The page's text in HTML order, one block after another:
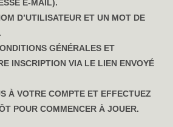
E-MAIL).
D’UTILISATEUR ET UN MOT DE
GÉNÉRALES ET
INSCRIPTION VIA LE LIEN ENVOYÉ
À VOTRE COMPTE ET EFFECTUEZ
POUR COMMENCER À JOUER.